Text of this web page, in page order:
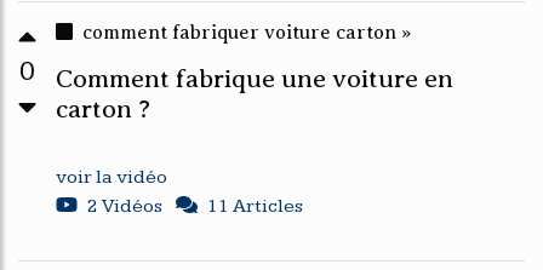
0
comment fabriquer voiture carton »
Comment fabrique une voiture en
carton ?
voir la vidéo
2 Vidéos
11 Articles